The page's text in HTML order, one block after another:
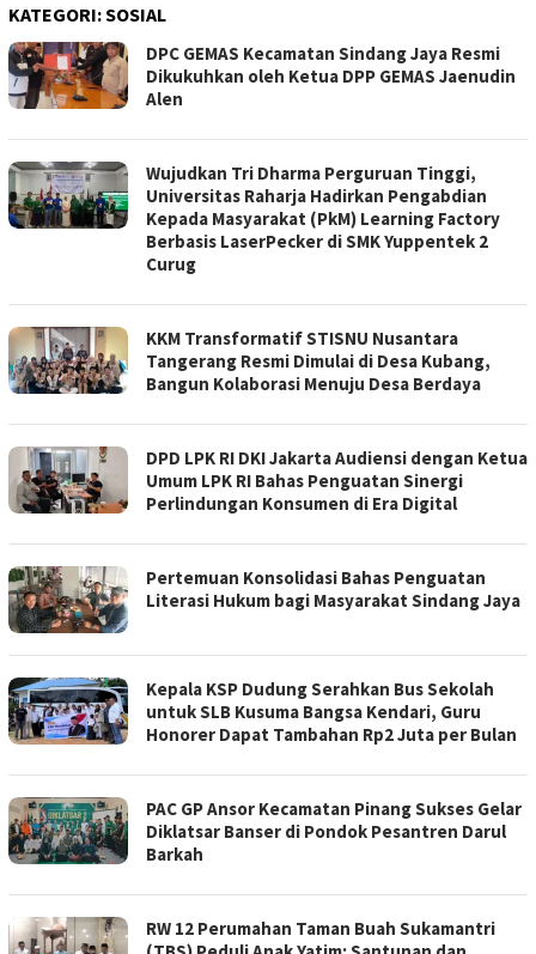
KATEGORI:SOSIAL
DPC GEMAS Kecamatan Sindang Jaya Resmi
Dikukuhkan oleh Ketua DPP GEMAS Jaenudin
Alen
Wujudkan Tri Dharma Perguruan Tinggi,
Universitas Raharja Hadirkan Pengabdian
Kepada Masyarakat (PkM) Learning Factory
Berbasis LaserPecker di SMK Yuppentek 2
Curug
KKM Transformatif STISNU Nusantara
Tangerang Resmi Dimulai di Desa Kubang,
Bangun Kolaborasi Menuju Desa Berdaya
DPD LPK RI DKI Jakarta Audiensi dengan Ketua
Umum LPK RI Bahas Penguatan Sinergi
Perlindungan Konsumen di Era Digital
Pertemuan Konsolidasi Bahas Penguatan
Literasi Hukum bagi Masyarakat Sindang Jaya
Kepala KSP Dudung Serahkan Bus Sekolah
untuk SLB Kusuma Bangsa Kendari, Guru
Honorer Dapat Tambahan Rp2 Juta per Bulan
PAC GP Ansor Kecamatan Pinang Sukses Gelar
Diklatsar Banser di Pondok Pesantren Darul
Barkah
RW 12 Perumahan Taman Buah Sukamantri